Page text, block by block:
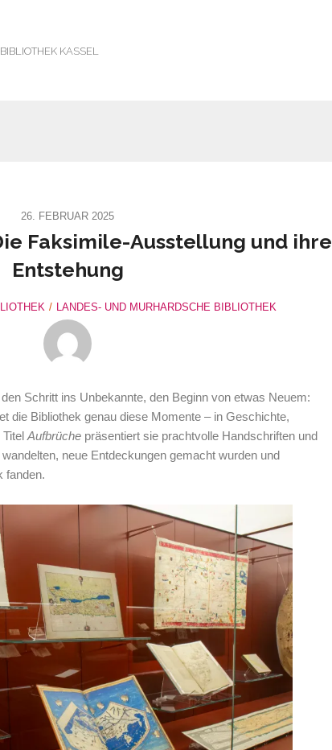
KASSEL
26. FEBRUAR 2025
Faksimile-Ausstellung und ihre
Entstehung
LANDES- UND MURHARDSCHE BIBLIOTHEK
Schritt ins Unbekannte, den Beginn von etwas Neuem:
die Bibliothek genau diese Momente – in Geschichte,
Aufbrüche präsentiert sie prachtvolle Handschriften und
neue Entdeckungen gemacht wurden und
fanden.